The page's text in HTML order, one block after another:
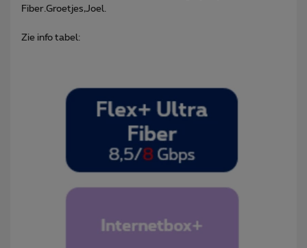
Fiber.Groetjes,Joel.
Zie info tabel: